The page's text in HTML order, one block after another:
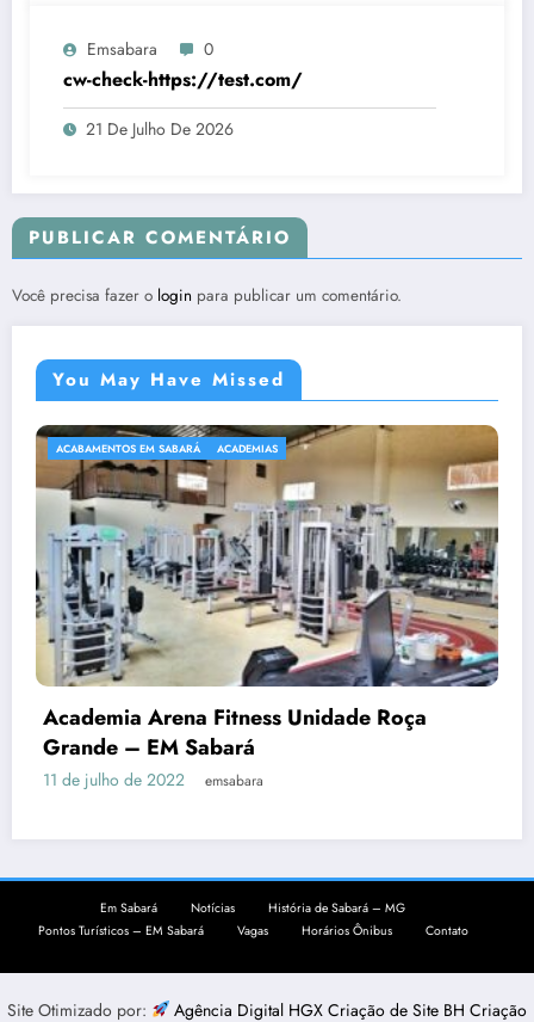
Emsabara 0
cw-check-https://test.com/
21 De Julho De 2026
PUBLICAR COMENTÁRIO
Você precisa fazer o login para publicar um comentário.
You May Have Missed
ACABAMENTOS EM SABARÁ ACADEMIAS
Academia Arena Fitness Unidade Roça
Grande – EM Sabará
11 de julho de 2022 emsabara
Em Sabará Notícias
História de Sabará – MG
Pontos Turísticos – EM Sabará
Vagas Horários Ônibus Contato
Site Otimizado por: Agência Digital HGX Criação de Site BHCriação